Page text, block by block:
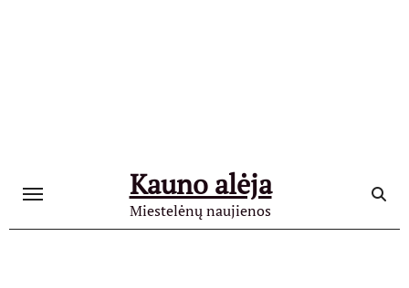
Kauno alėja
Miestelėnų naujienos